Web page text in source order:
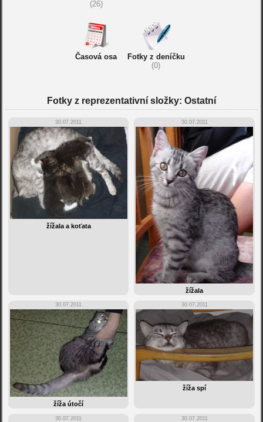
(26)
Časová osa
Fotky z deníčku
(0)
Fotky z reprezentativní složky: Ostatní
30.07.2011
žížala a koťata
30.07.2011
žížala
30.07.2011
žíža útočí
30.07.2011
žíža spí
30.07.2011 30.07.2011